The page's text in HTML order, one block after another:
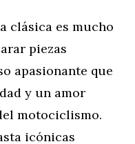
clásica es mucho
piezas
apasionante que
y un amor
motociclismo.
icónicas